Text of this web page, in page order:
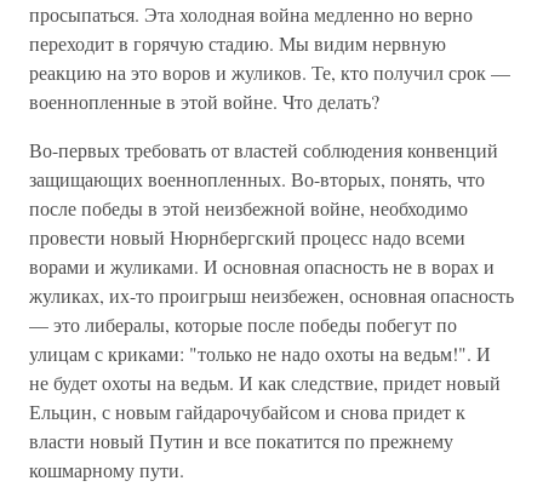
просыпаться. Эта холодная война медленно но верно
переходит в горячую стадию. Мы видим нервную
реакцию на это воров и жуликов. Те, кто получил срок —
военнопленные в этой войне. Что делать?
Во-первых требовать от властей соблюдения конвенций
защищающих военнопленных. Во-вторых, понять, что
после победы в этой неизбежной войне, необходимо
провести новый Нюрнбергский процесс надо всеми
ворами и жуликами. И основная опасность не в ворах и
жуликах, их-то проигрыш неизбежен, основная опасность
— это либералы, которые после победы побегут по
улицам с криками: "только не надо охоты на ведьм!". И
не будет охоты на ведьм. И как следствие, придет новый
Ельцин, с новым гайдарочубайсом и снова придет к
власти новый Путин и все покатится по прежнему
кошмарному пути.